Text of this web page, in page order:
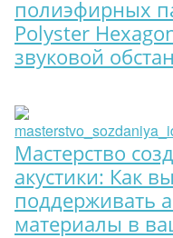
полиэфирных
Polyster
звуковой
Мастерство
акустики: Как
поддерживать
материалы в